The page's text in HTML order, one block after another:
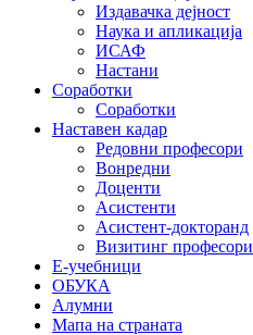
Издавачка дејност
Наука и апликација
ИСАФ
Настани
Соработки
Соработки
Наставен кадар
Редовни професори
Вонредни
Доценти
Асистенти
Асистент-докторанд
Визитинг професори
Е-учебници
ОБУКА
Алумни
Мапа на страната